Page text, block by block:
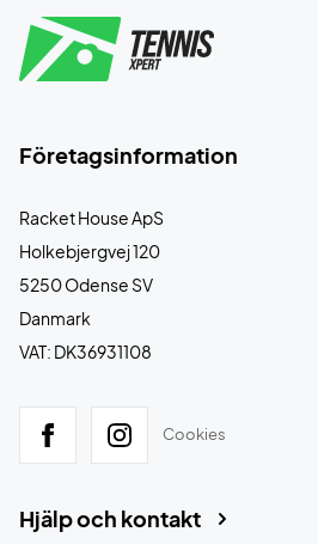
Företagsinformation
Racket House ApS
Holkebjergvej 120
5250 Odense SV
Danmark
VAT: DK36931108
Cookies
Hjälp och kontakt